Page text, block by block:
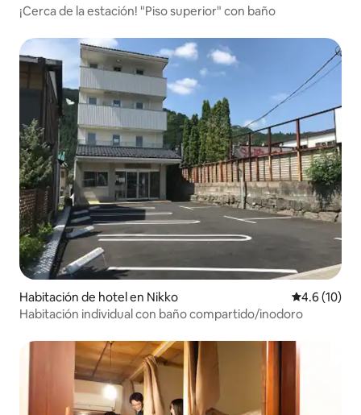
¡Cerca de la estación! "Piso superior" con baño
Habitación de hotel en Nikko Calificación
4.6 (10)
Habitación individual con baño compartido/inodoro